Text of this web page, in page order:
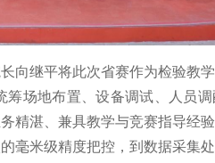
向继平将此次省赛作为检验教
场地布置、设备调试、人员
精湛、兼具教学与竞赛指导经
毫米级精度把控，到数据采集